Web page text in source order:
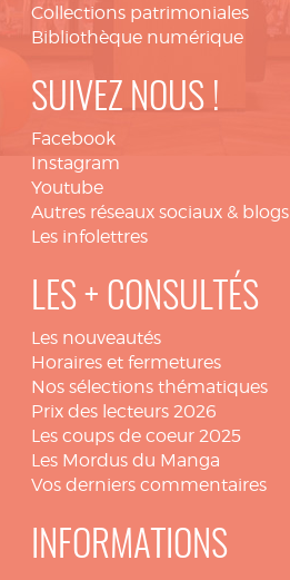
Collections patrimoniales
Bibliothèque numérique
SUIVEZ NOUS !
Facebook
Instagram
Youtube
Autres réseaux sociaux & blogs
Les infolettres
LES + CONSULTÉS
Les nouveautés
Horaires et fermetures
Nos sélections thématiques
Prix des lecteurs 2026
Les coups de coeur 2025
Les Mordus du Manga
Vos derniers commentaires
INFORMATIONS